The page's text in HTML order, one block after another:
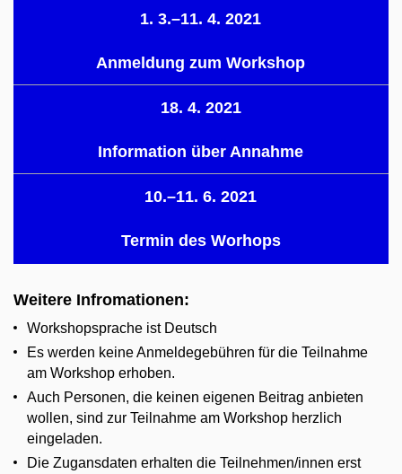
1. 3.–11. 4. 2021
Anmeldung zum Workshop
18. 4. 2021
Information über Annahme
10.–11. 6. 2021
Termin des Worhops
Weitere Infromationen:
Workshopsprache ist Deutsch
Es werden keine Anmeldegebühren für die Teilnahme
am Workshop erhoben.
Auch Personen, die keinen eigenen Beitrag anbieten
wollen, sind zur Teilnahme am Workshop herzlich
eingeladen.
Die Zugansdaten erhalten die Teilnehmen/innen erst